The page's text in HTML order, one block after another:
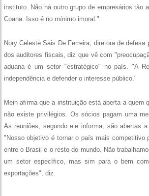
instituto. Não há outro grupo de empresários tão
Coana. Isso é no mínimo imoral."
Nory Celeste Sais De Ferreira, diretora de defesa
dos auditores fiscais, diz que vê com
aduana é um setor "estratégico" no país. "A
independência e defender o interesse público."
Mein afirma que a instituição está aberta a quem
não existe privilégios. Os sócios pagam uma
As reuniões, segundo ele informa, são abertas
"Nosso objetivo é tornar o país mais competitivo
entre o Brasil e o resto do mundo. Não
um setor específico, mas sim para o bem
exportações", diz.